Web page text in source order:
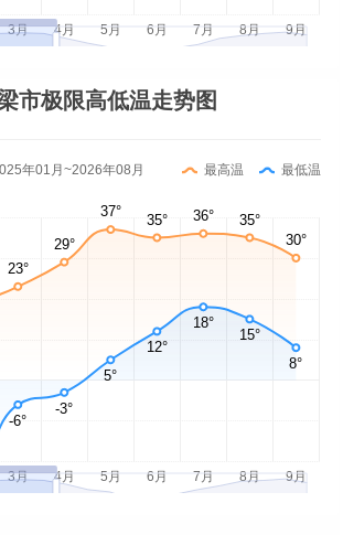
市极限高低温走势图
年01月~2026年08月 最高温 最低温